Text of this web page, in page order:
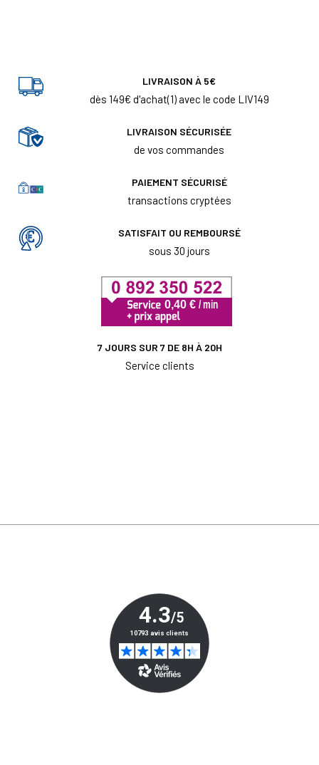
LIVRAISON À 5€
dès 149€ d'achat(1) avec le code LIV149
LIVRAISON SÉCURISÉE
de vos commandes
PAIEMENT SÉCURISÉ
transactions cryptées
SATISFAIT OU REMBOURSÉ
sous 30 jours
7 JOURS SUR 7 DE 8H À 20H
Service clients